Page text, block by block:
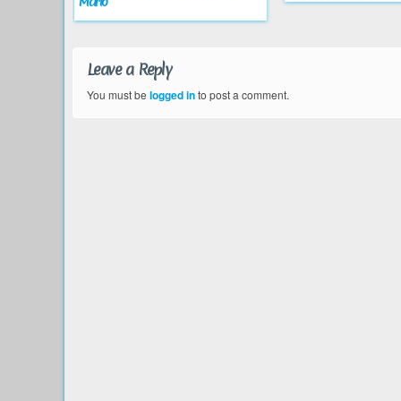
Leave a Reply
You must be logged into post a comment.